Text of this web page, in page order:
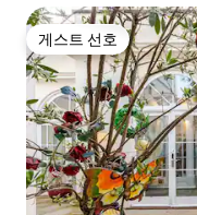
게스트 선호
게스트 선호